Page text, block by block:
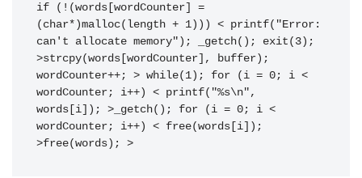
if (!(words[wordCounter] =
(char*)malloc(length + 1))) < printf("Error:
can't allocate memory"); _getch(); exit(3);
>strcpy(words[wordCounter], buffer);
wordCounter++; > while(1); for (i = 0; i <
wordCounter; i++) < printf("%s\n",
words[i]); >_getch(); for (i = 0; i <
wordCounter; i++) < free(words[i]);
>free(words); >